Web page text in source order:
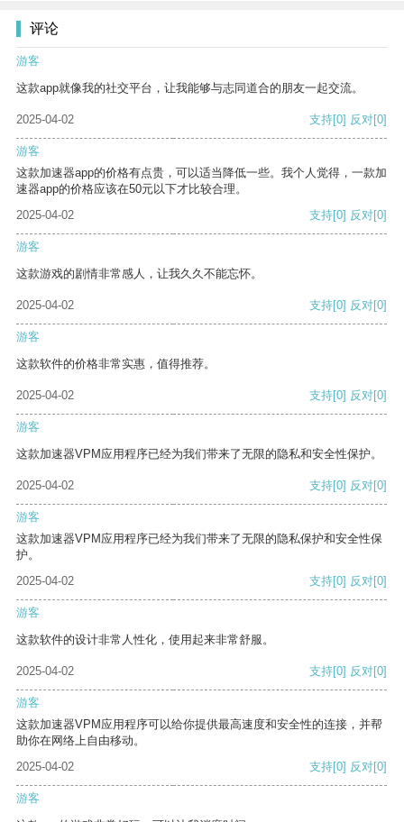
评论
游客
这款app就像我的社交平台，让我能够与志同道合的朋友一起交流。
2025-04-02 支持[0] 反对[0]
游客
这款加速器app的价格有点贵，可以适当降低一些。我个人觉得，一款加
速器app的价格应该在50元以下才比较合理。
2025-04-02
支持[0] 反对[0]
游客
这款游戏的剧情非常感人，让我久久不能忘怀。
2025-04-02 支持[0] 反对[0]
游客
这款软件的价格非常实惠，值得推荐。
2025-04-02 支持[0] 反对[0]
游客
这款加速器VPM应用程序已经为我们带来了无限的隐私和安全性保护。
2025-04-02 支持[0] 反对[0]
游客
这款加速器VPM应用程序已经为我们带来了无限的隐私保护和安全性保
护。
2025-04-02
支持[0] 反对[0]
游客
这款软件的设计非常人性化，使用起来非常舒服。
2025-04-02 支持[0] 反对[0]
游客
这款加速器VPM应用程序可以给你提供最高速度和安全性的连接，并帮
助你在网络上自由移动。
2025-04-02
支持[0] 反对[0]
游客